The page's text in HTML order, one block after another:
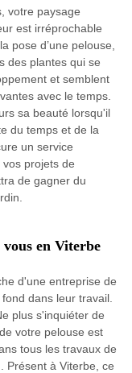
votre paysage
est irréprochable
pose d’une pelouse,
des plantes qui se
et semblent
avec le temps.
sa beauté lorsqu'il
du temps et de la
un service
projets de
de gagner du
en Viterbe
d'une entreprise de
dans leur travail.
plus s'inquiéter de
votre pelouse est
tous les travaux de
Présent à Viterbe, ce